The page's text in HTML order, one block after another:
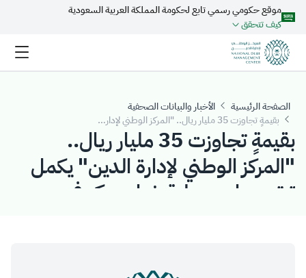
تخطي إلى المحتوى الرئيسي
موقع حكومي رسمي تابع لحكومة المملكة العربية السعودية
كيف تتحقق
الصفحة الرئيسية
الأخبار والبيانات الصحفية
بقيمةٍ تجاوزت 35 مليار ريال.. "المركز الوطني لإدارة الدين" يكمل ترتيب رابع عملية شراء مبكر في السوق المحلية
بقيمةٍ تجاوزت 35 مليار ريال..
"المركز الوطني لإدارة الدين" يكمل
ترتيب رابع عملية شراء مبكر في